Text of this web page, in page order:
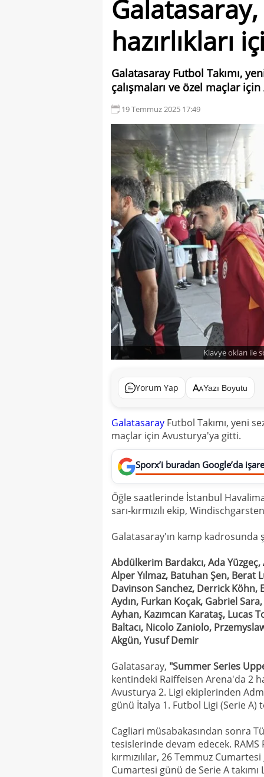
hazırlıkları
Galatasaray Futbol Takımı,
çalışmaları ve özel maçlar
19 Temmuz 2025 17:49
Klavye okları ile
Yorum Yap Yazı Boyutu
Galatasaray Futbol Takımı, yeni
maçlar için Avusturya'ya gitti.
Sporx’i buradan Google’da
Öğle saatlerinde İstanbul
sarı-kırmızılı ekip,
Galatasaray'ın kamp kadrosunda
Abdülkerim Bardakcı, Ada
Alper Yılmaz, Batuhan Şen, Berat
Davinson Sanchez, Derrick Köhn,
Aydın, Furkan Koçak, Gabriel
Ayhan, Kazımcan Karataş, Lucas
Baltacı, Nicolo Zaniolo,
Akgün, Yusuf Demir
Galatasaray, "Summer Series
kentindeki Raiffeisen Arena'da 2
Avusturya 2. Ligi ekiplerinden
günü İtalya 1. Futbol Ligi (Serie A)
Cagliari müsabakasından sonra
tesislerinde devam edecek. RAMS
kırmızılılar, 26 Temmuz
Cumartesi günü de Serie A takımı